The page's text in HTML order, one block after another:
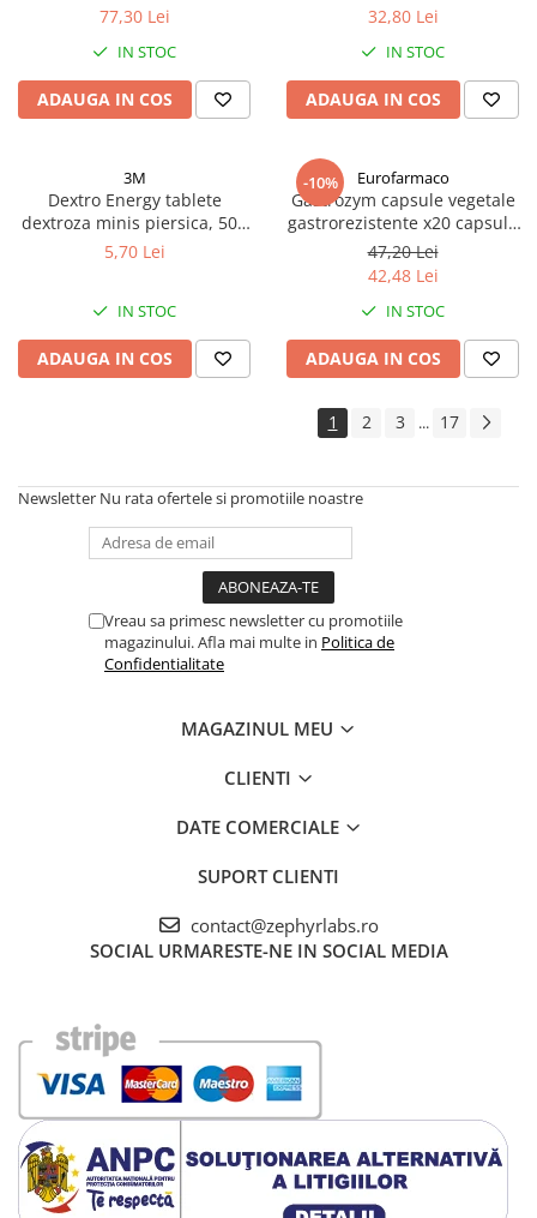
77,30 Lei
IN STOC
ADAUGA IN COS
32,80 Lei
IN STOC
ADAUGA IN COS
3M
Dextro Energy tablete
dextroza minis piersica, 50g
Zephyr Labs
5,70 Lei
IN STOC
ADAUGA IN COS
-10% Eurofarmaco
Gastrozym capsule vegetale
gastrorezistente x20 capsule
Zephyr Labs
47,20 Lei
42,48 Lei
IN STOC
ADAUGA IN COS
1 2 3 ... 17
Newsletter Nu rata ofertele si promotiile noastre
Vreau sa primesc newsletter cu promotiile
magazinului. Afla mai multe in Politica de
Confidentialitate
MAGAZINUL MEU
CLIENTI
DATE COMERCIALE
SUPORT CLIENTI
contact@zephyrlabs.ro
SOCIAL URMARESTE-NE IN SOCIAL MEDIA